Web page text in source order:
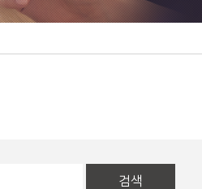
검색